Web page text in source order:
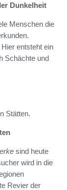
Dunkelheit
Menschen die
entsteht ein
Schächte und
Stätten.
sind heute
wird in die
Revier der